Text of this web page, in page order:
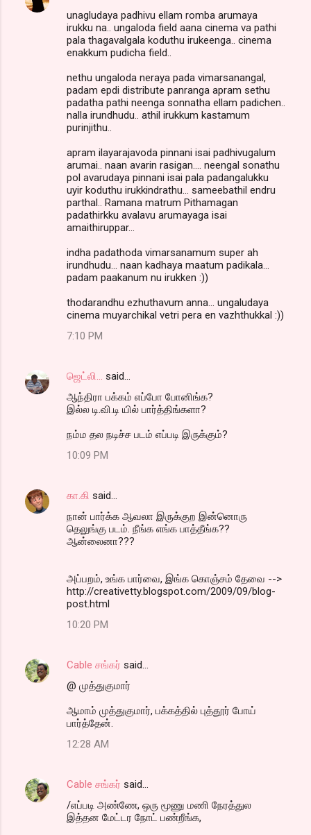
unagludaya padhivu ellam romba arumaya
irukku na.. ungaloda field aana cinema va pathi
pala thagavalgala koduthu irukeenga.. cinema
enakkum pudicha field..
nethu ungaloda neraya pada vimarsanangal,
padam epdi distribute panranga apram sethu
padatha pathi neenga sonnatha ellam padichen..
nalla irundhudu.. athil irukkum kastamum
purinjithu..
apram ilayarajavoda pinnani isai padhivugalum
arumai.. naan avarin rasigan.... neengal sonathu
pol avarudaya pinnani isai pala padangalukku
uyir koduthu irukkindrathu... sameebathil endru
parthal.. Ramana matrum Pithamagan
padathirkku avalavu arumayaga isai
amaithiruppar...
indha padathoda vimarsanamum super ah
irundhudu... naan kadhaya maatum padikala...
padam paakanum nu irukken :))
thodarandhu ezhuthavum anna... ungaludaya
cinema muyarchikal vetri pera en vazhthukkal :))
7:10 PM
ஜெட்லி...
said…
ஆந்திரா பக்கம் எப்போ போனிங்க?
இல்ல டி.வி.டி யில் பார்த்திங்களா?
நம்ம தல நடிச்ச படம் எப்படி இருக்கும்?
10:09 PM
கா.கி said…
நான் பார்க்க ஆவலா இருக்குற இன்னொரு
தெலுங்கு படம். நீங்க எங்க பாத்தீங்க??
ஆன்லைனா???
அப்பறம், உங்க பார்வை, இங்க கொஞ்சம் தேவை -->
http://creativetty.blogspot.com/2009/09/blog-
post.html
10:20 PM
Cable சங்கர் said…
@ முத்துகுமார்
ஆமாம் முத்துகுமார், பக்கத்தில் புத்தூர் போய்
பார்த்தேன்.
12:28 AM
Cable சங்கர் said…
/எப்படி அண்ணே, ஒரு மூணு மணி நேரத்துல
இத்தன மேட்டர நோட் பண்றீங்க,